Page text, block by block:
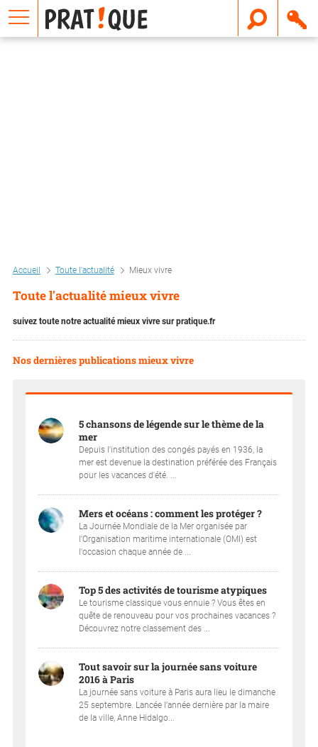
Accueil Toute l'actualité Mieux vivre
Toute l'actualité mieux vivre
suivez toute notre actualité mieux vivre sur pratique.fr
Nos dernières publications mieux vivre
5 chansons de légende sur le thème de la
mer
Depuis l'institution des congés payés en 1936, la
mer est devenue la destination préférée des Français
pour les vacances d'été. ...
Mers et océans : comment les protéger ?
La Journée Mondiale de la Mer organisée par
l'Organisation maritime internationale (OMI) est
l'occasion chaque année de ...
Top 5 des activités de tourisme atypiques
Le tourisme classique vous ennuie ? Vous êtes en
quête de renouveau pour vos prochaines vacances ?
Découvrez notre classement des ...
Tout savoir sur la journée sans voiture
2016 à Paris
La journée sans voiture à Paris aura lieu le dimanche
25 septembre. Lancée l’année dernière par la maire
de la ville, Anne Hidalgo...
E
m
a